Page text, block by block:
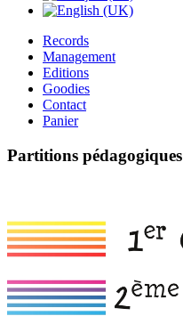
Records
Management
Editions
Goodies
Contact
Panier
Partitions pédagogiques